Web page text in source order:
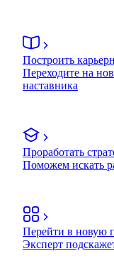
Построить
Переходите на
наставника
Проработать
Поможем искать
Перейти в новую
Эксперт